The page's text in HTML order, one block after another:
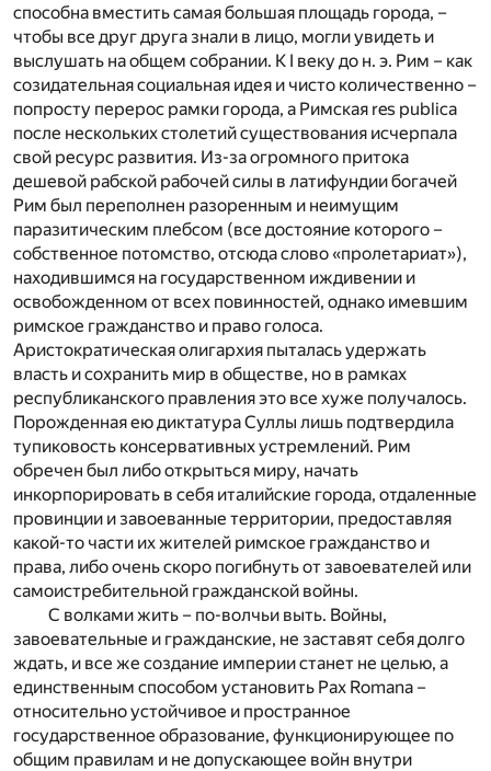
способна вместить самая большая площадь города, –
чтобы все друг друга знали в лицо, могли увидеть и
выслушать на общем собрании. К I веку до н. э. Рим – как
созидательная социальная идея и чисто количественно –
попросту перерос рамки города, а Римская res publica
после нескольких столетий существования исчерпала
свой ресурс развития. Из-за огромного притока
дешевой рабской рабочей силы в латифундии богачей
Рим был переполнен разоренным и неимущим
паразитическим плебсом (все достояние которого –
собственное потомство, отсюда слово «пролетариат»),
находившимся на государственном иждивении и
освобожденном от всех повинностей, однако имевшим
римское гражданство и право голоса.
Аристократическая олигархия пыталась удержать
власть и сохранить мир в обществе, но в рамках
республиканского правления это все хуже получалось.
Порожденная ею диктатура Суллы лишь подтвердила
тупиковость консервативных устремлений. Рим
обречен был либо открыться миру, начать
инкорпорировать в себя италийские города, отдаленные
провинции и завоеванные территории, предоставляя
какой-то части их жителей римское гражданство и
права, либо очень скоро погибнуть от завоевателей или
самоистребительной гражданской войны.
С волками жить – по-волчьи выть. Войны,
завоевательные и гражданские, не заставят себя долго
ждать, и все же создание империи станет не целью, а
единственным способом установить Pax Romana –
относительно устойчивое и пространное
государственное образование, функционирующее по
общим правилам и не допускающее войн внутри